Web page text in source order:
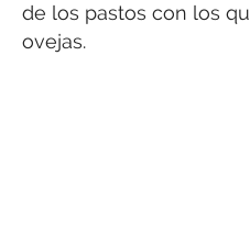
de los pastos con los
ovejas.